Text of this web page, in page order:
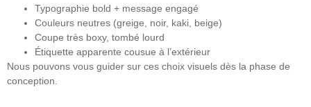
Typographie bold + message engagé
Couleurs neutres (greige, noir, kaki, beige)
Coupe très boxy, tombé lourd
Étiquette apparente cousue à l’extérieur
Nous pouvons vous guider sur ces choix visuels dès la phase de
conception.